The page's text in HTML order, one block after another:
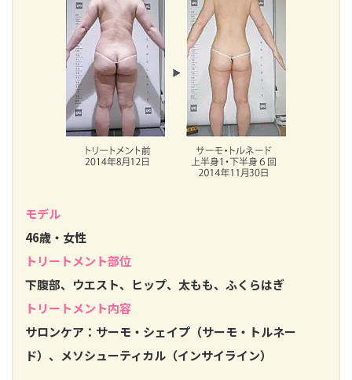
モデル
46歳・女性
トリートメント部位
下腹部、ウエスト、ヒップ、太もも、ふくらはぎ
トリートメント内容
サロンケア：サーモ・シェイプ（サーモ・トルネー
ド）、メソシューティカル（インサイライン）